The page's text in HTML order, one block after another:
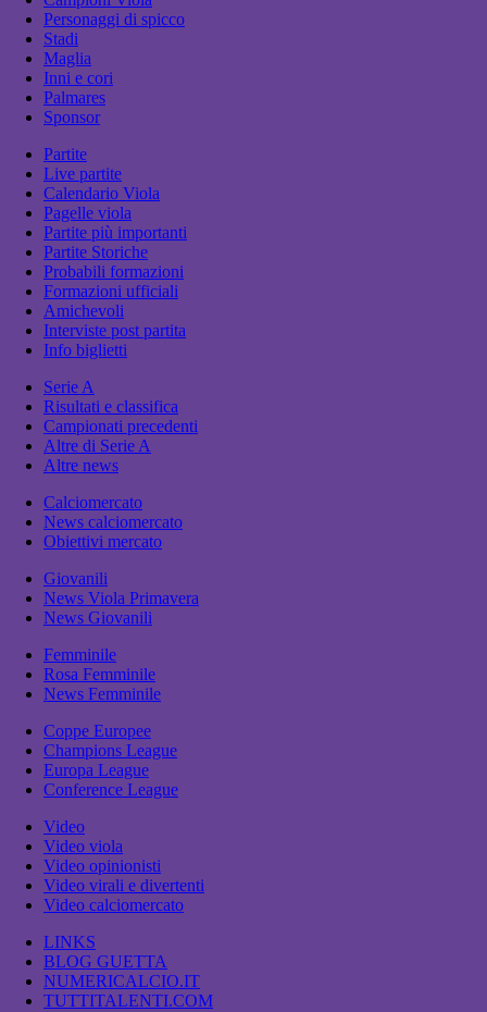
Personaggi di spicco
Stadi
Maglia
Inni e cori
Palmares
Sponsor
Partite
Live partite
Calendario Viola
Pagelle viola
Partite più importanti
Partite Storiche
Probabili formazioni
Formazioni ufficiali
Amichevoli
Interviste post partita
Info biglietti
Serie A
Risultati e classifica
Campionati precedenti
Altre di Serie A
Altre news
Calciomercato
News calciomercato
Obiettivi mercato
Giovanili
News Viola Primavera
News Giovanili
Femminile
Rosa Femminile
News Femminile
Coppe Europee
Champions League
Europa League
Conference League
Video
Video viola
Video opinionisti
Video virali e divertenti
Video calciomercato
LINKS
BLOG GUETTA
NUMERICALCIO.IT
TUTTITALENTI.COM